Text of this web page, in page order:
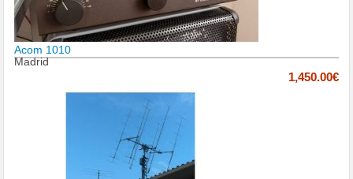
Acom 1010
Madrid
1,450.00€